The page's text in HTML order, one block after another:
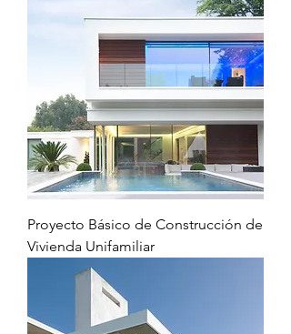
Proyecto Básico de Construcción de
Vivienda Unifamiliar